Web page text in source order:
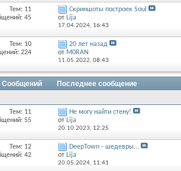
Тем: 11
45
Скриншоты построек Soul
от Lija
17.04.2024, 16:43
Тем: 10
224
20 лет назад
от M0RAN
11.05.2022, 08:43
Сообщений
Последнее сообщение
Тем: 11
55
Не могу найти стену!
от Lija
20.10.2023, 12:25
Тем: 12
42
DeepTown - шедевры...
от Lija
20.05.2024, 11:41